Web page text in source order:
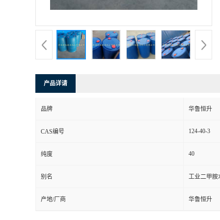
产品详请
品牌 华鲁恒升
CAS编号 124-40-3
纯度 40
别名 工业二甲胺
产地/厂商 华鲁恒升